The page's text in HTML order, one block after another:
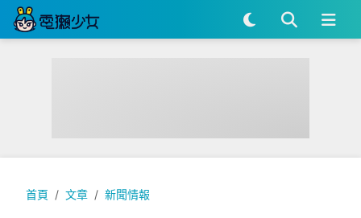
首頁 文章 新聞情報
手機變魔杖！Google 助理支援『 哈利波特咒語 』下指令！『